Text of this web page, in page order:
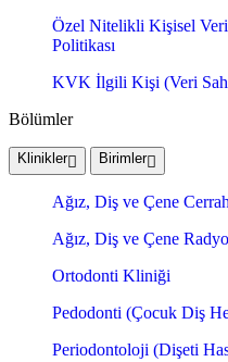
Özel Nitelikli Kişisel
Politikası
KVK İlgili Kişi (Veri
Bölümler
Klinikler Birimler
Ağız, Diş ve Çene
Ağız, Diş ve Çene
Ortodonti Kliniği
Pedodonti (Çocuk Diş
Periodontoloji (Dişeti